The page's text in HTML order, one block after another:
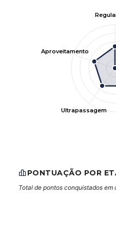
Ultrapassagem
Aproveitamento
PONTUAÇÃO POR
Total de pontos conquistados em